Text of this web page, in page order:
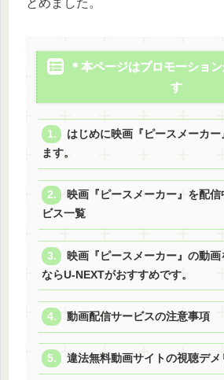
とめました。
＊本ページはプロモーショ
す
はじめに映画『ピースメーカ
ます。
映画『ピースメーカー』を配
ビス一覧
映画『ピースメーカー』の動
ならU-NEXTがおすすめです。
動画配信サービスの注意事項
違法無料動画サイトの視聴デメ